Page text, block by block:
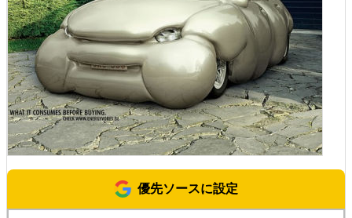
優先ソースに設定